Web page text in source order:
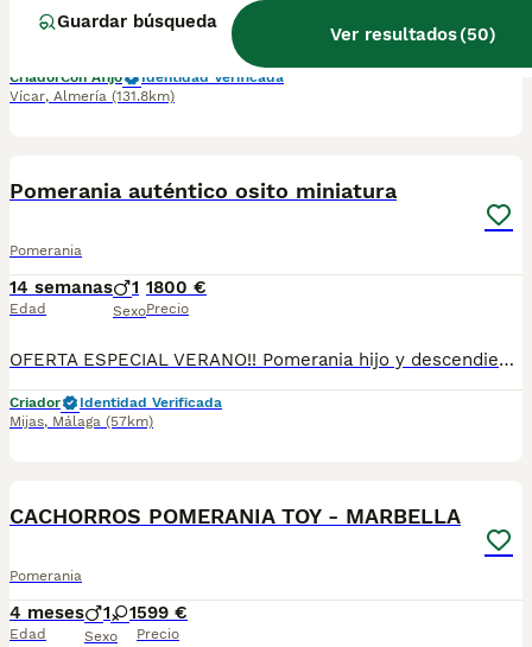
Guardar búsqueda
Ver resultados(50)
CriadorCon Afijo
Identidad Verificada
Vícar, Almería (131.8km)
Pomerania auténtico osito miniatura
Pomerania
14 semanas
Edad
1
Sexo
1800 €
Precio
OFERTA ESPECIAL VERANO!! Pomerania hijo y descendiente de campeones y multicampeones, súper miniatura, un auténtico osito chatito y súper peludo, precioso!! Escríbenos y pregúntanos !!!
Criador
Identidad Verificada
Mijas, Málaga (57km)
CACHORROS POMERANIA TOY - MARBELLA
Pomerania
4 meses
Edad
1 1
Sexo
599 €
Precio